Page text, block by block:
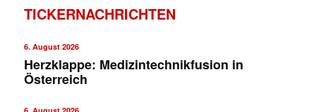
TICKERNACHRICHTEN
6. August 2026
Herzklappe: Medizintechnikfusion in
Österreich